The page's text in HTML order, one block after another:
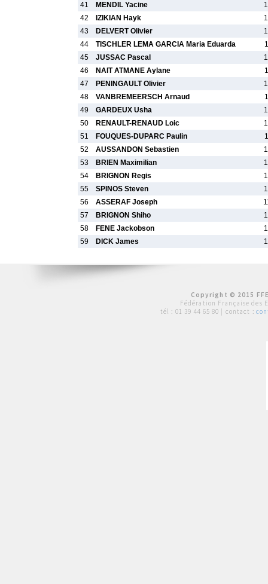
41
MENDIL Yacine
42
IZIKIAN Hayk
43
DELVERT Olivier
44
TISCHLER LEMA GARCIA Maria Eduarda
45
JUSSAC Pascal
46
NAIT ATMANE Aylane
47
PENINGAULT Olivier
48
VANBREMEERSCH Arnaud
49
GARDEUX Usha
50
RENAULT-RENAUD Loic
51
FOUQUES-DUPARC Paulin
52
AUSSANDON Sebastien
53
BRIEN Maximilian
54
BRIGNON Regis
55
SPINOS Steven
56
ASSERAF Joseph
57
BRIGNON Shiho
58
FENE Jackobson
59
DICK James
Copyright © 2015
Fédération Française des
tél : 01 39 44 65 80 | contact :